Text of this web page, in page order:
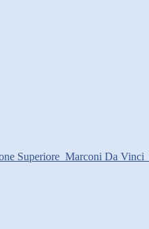
Superiore Marconi Da Vinci